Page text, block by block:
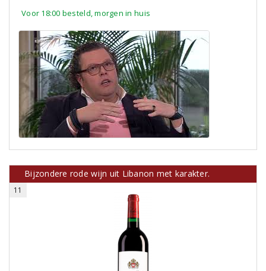
Voor 18:00 besteld, morgen in huis
Bijzondere rode wijn uit Libanon met karakter.
11